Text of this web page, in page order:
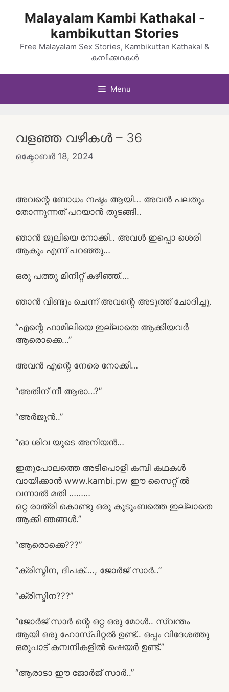
Malayalam Kambi Kathakal -
kambikuttan Stories
Free Malayalam Sex Stories, Kambikuttan Kathakal &
കമ്പിക്കഥകൾ
Menu
വളഞ്ഞ വഴികൾ – 36
ഒക്ടോബർ 18, 2024
അവന്റെ ബോധം നഷ്ടം ആയി… അവൻ പലതും
തോന്നുന്നത് പറയാൻ തുടങ്ങി..
ഞാൻ ജൂലിയെ നോക്കി.. അവൾ ഇപ്പൊ ശെരി
ആകും എന്ന് പറഞ്ഞു…
ഒരു പത്തു മിനിറ്റ് കഴിഞ്ഞ്….
ഞാൻ വീണ്ടും ചെന്ന് അവന്റെ അടുത്ത് ചോദിച്ചു.
“എന്റെ ഫാമിലിയെ ഇല്ലാതെ ആക്കിയവർ
ആരൊക്കെ…”
അവൻ എന്റെ നേരെ നോക്കി…
“അതിന് നീ ആരാ…?”
“അർജുൻ..”
“ഓ ശിവ യുടെ അനിയൻ…
ഇതുപോലത്തെ അടിപൊളി കമ്പി കഥകൾ
വായിക്കാൻ www.kambi.pw ഈ സൈറ്റ് ൽ
വന്നാൽ മതി ………
ഒറ്റ രാത്രി കൊണ്ടു ഒരു കുടുംബത്തെ ഇല്ലാതെ
ആക്കി ഞങ്ങൾ.”
“ആരൊക്കെ???”
“ക്രിസ്ടിന, ദീപക്…., ജോർജ് സാർ..”
“ക്രിസ്ടിന???”
“ജോർജ് സാർ ന്റെ ഒറ്റ ഒരു മോൾ.. സ്വന്തം
ആയി ഒരു ഹോസ്പിറ്റൽ ഉണ്ട്.. ഒപ്പം വിദേശത്തു
ഒരുപാട് കമ്പനികളിൽ ഷെയർ ഉണ്ട്.”
“ആരാടാ ഈ ജോർജ് സാർ..”